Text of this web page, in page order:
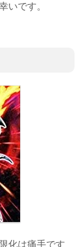
いです。
化は痛手です